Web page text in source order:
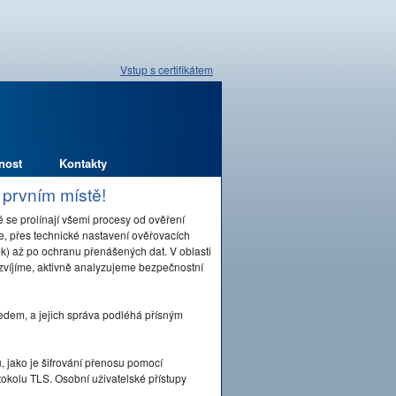
Vstup s certifikátem
Kontakty
místě!
se prolínají všemi procesy od ověření
přes technické nastavení ověřovacích
až po ochranu přenášených dat. V oblasti
aktivně analyzujeme bezpečnostní
a jejich správa podléhá přísným
jako je šifrování přenosu pomocí
TLS. Osobní uživatelské přístupy